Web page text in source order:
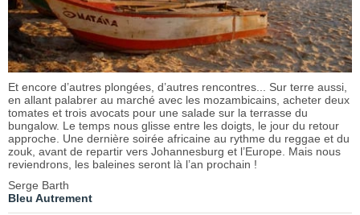
Et encore d’autres plongées, d’autres rencontres... Sur terre aussi,
en allant palabrer au marché avec les mozambicains, acheter deux
tomates et trois avocats pour une salade sur la terrasse du
bungalow. Le temps nous glisse entre les doigts, le jour du retour
approche. Une dernière soirée africaine au rythme du reggae et du
zouk, avant de repartir vers Johannesburg et l’Europe. Mais nous
reviendrons, les baleines seront là l’an prochain !
Serge Barth
Bleu Autrement